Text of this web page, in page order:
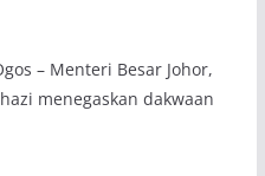
– Menteri Besar Johor,
menegaskan dakwaan